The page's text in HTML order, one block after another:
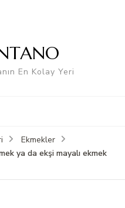
En Kolay Yeri
Ekmekler
ya da ekşi mayalı ekmek